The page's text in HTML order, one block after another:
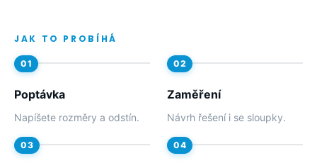
JAK TO PROBÍHÁ
Poptávka
Napíšete rozměry a odstín.
Zaměření
Návrh řešení i se sloupky.